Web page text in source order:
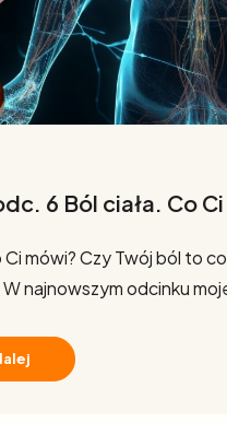
6 Ból ciała. Co
Ci mówi? Czy Twój ból to
najnowszym odcinku